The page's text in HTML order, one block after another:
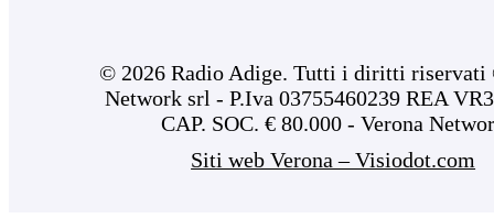
© 2026 Radio Adige. Tutti i diritti riservati
Network srl - P.Iva 03755460239 REA
CAP. SOC. € 80.000 - Verona
Siti web Verona – Visiodot.com